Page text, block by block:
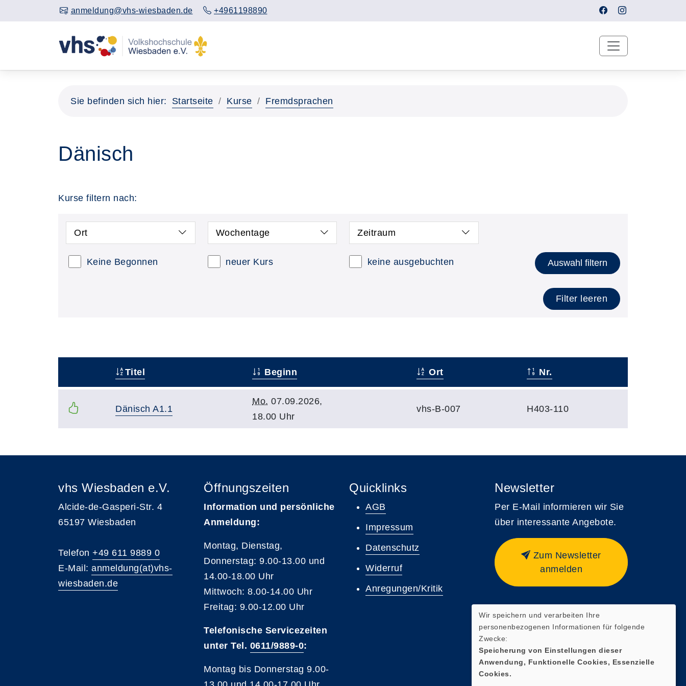
anmeldung@vhs-wiesbaden.de +4961198890
Sie befinden sich hier: Startseite Kurse Fremdsprachen
Dänisch
Kurse filtern nach:
Ort Wochentage Zeitraum
Keine Begonnen neuer Kurs keine ausgebuchten Auswahl filtern
Filter leeren
Titel Beginn Ort Nr.
Dänisch A1.1
Mo. 07.09.2026,
18.00 Uhr
vhs-B-007 H403-110
vhs Wiesbaden e.V.
Alcide-de-Gasperi-Str. 4
65197 Wiesbaden
Telefon +49 611 9889 0
E-Mail: anmeldung(at)vhs-
wiesbaden.de
Öffnungszeiten
Information und persönliche
Anmeldung:
Montag, Dienstag,
Donnerstag: 9.00-13.00 und
14.00-18.00 Uhr
Mittwoch: 8.00-14.00 Uhr
Freitag: 9.00-12.00 Uhr
Telefonische Servicezeiten
unter Tel. 0611/9889-0:
Montag bis Donnerstag 9.00-
Quicklinks
AGB
Impressum
Datenschutz
Widerruf
Anregungen/Kritik
Newsletter
Per E-Mail informieren wir Sie
über interessante Angebote.
Zum Newsletter
anmelden
Widerrufsformular
Wir speichern und verarbeiten Ihre
personenbezogenen Informationen für folgende
Zwecke:
Speicherung von Einstellungen dieser
Anwendung, Funktionelle Cookies, Essenzielle
Cookies.